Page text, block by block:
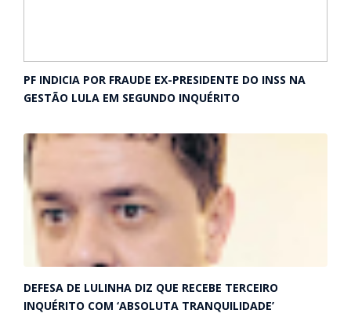
PF INDICIA POR FRAUDE EX-PRESIDENTE DO INSS NA
GESTÃO LULA EM SEGUNDO INQUÉRITO
DEFESA DE LULINHA DIZ QUE RECEBE TERCEIRO
INQUÉRITO COM ‘ABSOLUTA TRANQUILIDADE’